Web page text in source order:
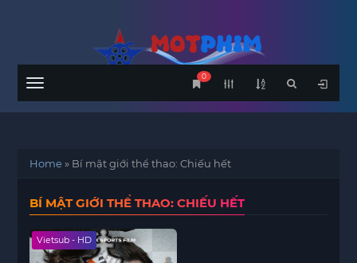
Menu
0
Home» Bí mật giới thể thao: Chiếu hết
BÍ MẬT GIỚI THỂ THAO: CHIẾU HẾT
Vietsub - HD